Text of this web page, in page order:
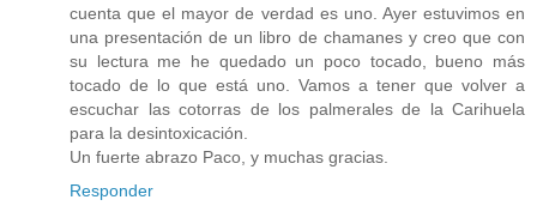
cuenta que el mayor de verdad es uno. Ayer estuvimos en
una presentación de un libro de chamanes y creo que con
su lectura me he quedado un poco tocado, bueno más
tocado de lo que está uno. Vamos a tener que volver a
escuchar las cotorras de los palmerales de la Carihuela
para la desintoxicación.
Un fuerte abrazo Paco, y muchas gracias.
Responder